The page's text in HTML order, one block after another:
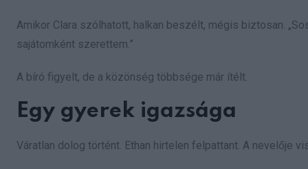
Amikor Clara szólhatott, halkan beszélt, mégis biztosan.
sajátomként szerettem.”
A bíró figyelt, de a közönség többsége már ítélt.
Egy gyerek igazsága
Váratlan dolog történt. Ethan hirtelen felpattant. A nevelője